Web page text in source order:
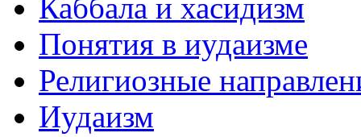
Каббала и хасидизм
Понятия в иудаизме
Религиозные
Иудаизм